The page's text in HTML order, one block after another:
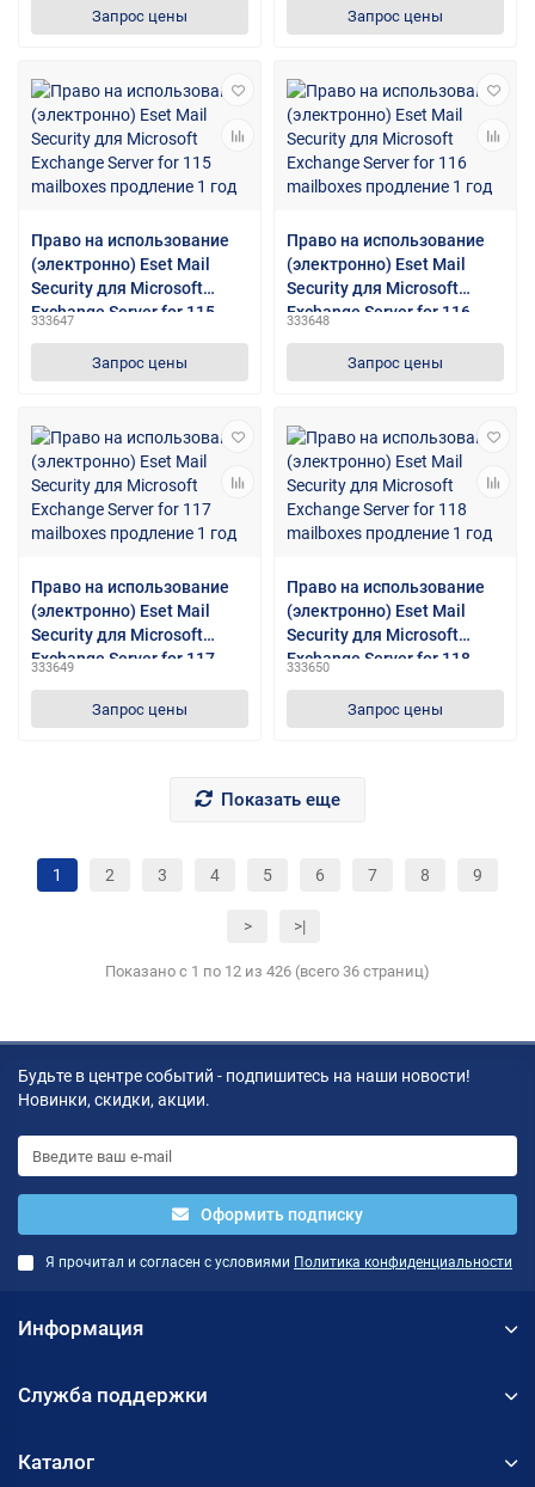
Запрос цены Запрос цены
Право на использование
(электронно) Eset Mail
Security для Microsoft
Exchange Server for 115
333647
Запрос цены
Право на использование
(электронно) Eset Mail
Security для Microsoft
Exchange Server for 116
333648
Запрос цены
Право на использование
(электронно) Eset Mail
Security для Microsoft
Exchange Server for 117
333649
Запрос цены
Право на использование
(электронно) Eset Mail
Security для Microsoft
Exchange Server for 118
333650
Запрос цены
Показать еще
1 2 3 4 5 6 7 8 9
> >|
Показано с 1 по 12 из 426 (всего 36 страниц)
Будьте в центре событий - подпишитесь на наши новости!
Новинки, скидки, акции.
Оформить подписку
Я прочитал и согласен с условиями Политика конфиденциальности
Информация
Служба поддержки
Каталог